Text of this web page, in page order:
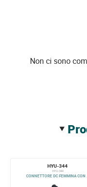
Non ci sono
HYU-344
HYU-344
CONNETTORE DC FEMMINA CON ...